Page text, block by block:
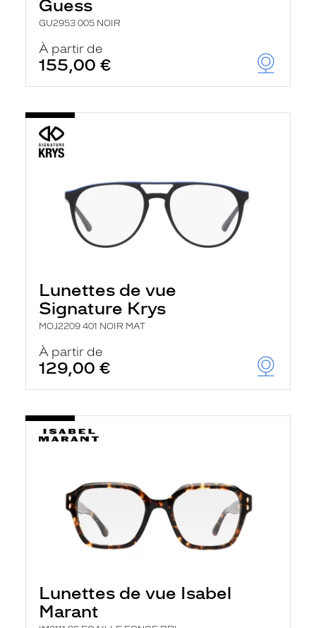
Guess
GU2953 005 NOIR
À partir de
155,00 €
Lunettes de vue
Signature Krys
MOJ2209 401 NOIR MAT
À partir de
129,00 €
Lunettes de vue Isabel
Marant